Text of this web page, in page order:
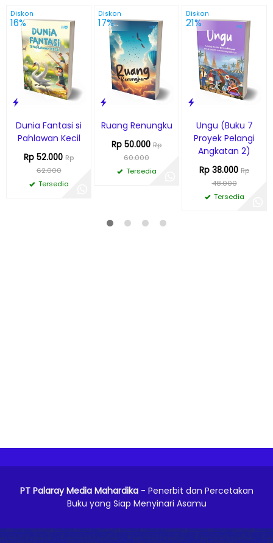
Diskon
16%
Dunia Fantasi si
Pahlawan Kecil
Rp 52.000 Rp
62.000
Tersedia
Diskon
17%
Ruang Renungku
Rp 50.000 Rp
60.000
Tersedia
Diskon
21%
Ungu (Buku 7
Proyek Pelangi
Angkatan 2)
Rp 38.000 Rp
48.000
Tersedia
PT Palaray Media Mahardika- Penerbit dan Percetakan
Buku yang Siap Menyinari Asamu